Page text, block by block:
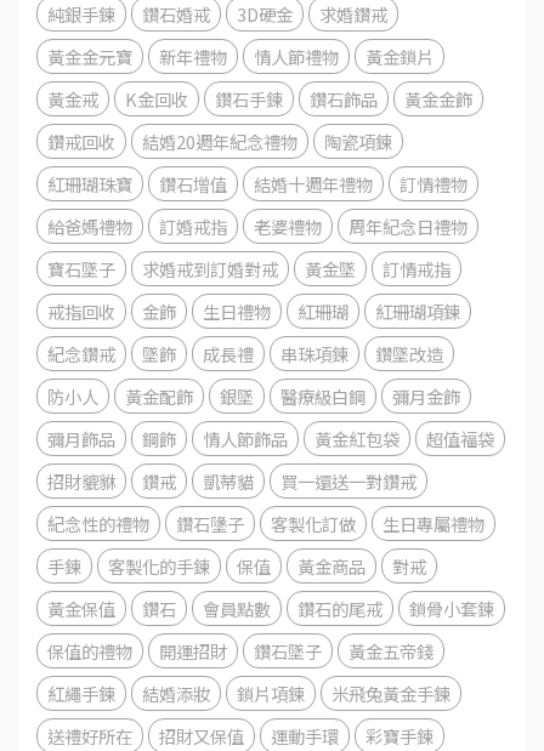
純銀手鍊
鑽石婚戒 3D硬金
求婚鑽戒
黃金金元寶
新年禮物 情人節禮物
黃金鎖片
黃金戒
K金回收 鑽石手鍊 鑽石飾品
黃金金飾
鑽戒回收
結婚20週年紀念禮物
陶瓷項鍊
紅珊瑚珠寶
鑽石增值 結婚十週年禮物
訂情禮物
給爸媽禮物
訂婚戒指 老婆禮物
周年紀念日禮物
寶石墜子
求婚戒到訂婚對戒 黃金墜
訂情戒指
戒指回收
金飾 生日禮物 紅珊瑚
紅珊瑚項鍊
紀念鑽戒
墜飾 成長禮 串珠項鍊
鑽墜改造
防小人
黃金配飾 銀墜 醫療級白鋼
彌月金飾
彌月飾品
鋼飾 情人節飾品 黃金紅包袋
超值福袋
招財貔貅
鑽戒 凱蒂貓
買一還送一對鑽戒
紀念性的禮物
鑽石墬子 客製化訂做
生日專屬禮物
手鍊
客製化的手鍊 保值 黃金商品
對戒
黃金保值
鑽石 會員點數 鑽石的尾戒
鎖骨小套鍊
保值的禮物
開運招財 鑽石墜子
黃金五帝錢
紅繩手鍊
結婚添妝 鎖片項鍊
米飛兔黃金手鍊
送禮好所在
招財又保值 運動手環
彩寶手鍊